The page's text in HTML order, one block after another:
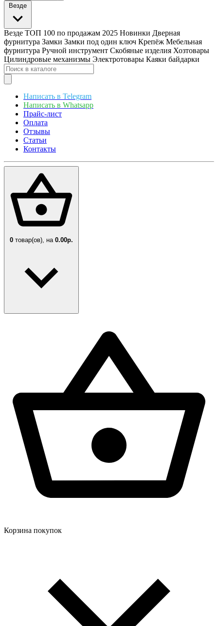
Везде
Везде ТОП 100 по продажам 2025 Новинки Дверная
фурнитура Замки Замки под один ключ Крепёж Мебельная
фурнитура Ручной инструмент Скобяные изделия Хозтовары
Цилиндровые механизмы Электротовары Каяки байдарки
Написать в Telegram
Написать в Whatsapp
Прайс-лист
Оплата
Отзывы
Статьи
Контакты
0 товар(ов), на 0.00р.
Корзина покупок